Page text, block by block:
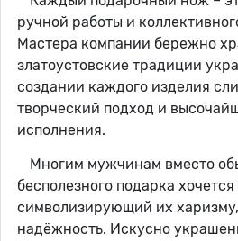
ручной работы и
Мастера компании бережно
златоустовские традиции
создании каждого изделия
творческий подход и
исполнения.
Многим мужчинам вместо
бесполезного подарка
символизирующий их
надёжность. Искусно